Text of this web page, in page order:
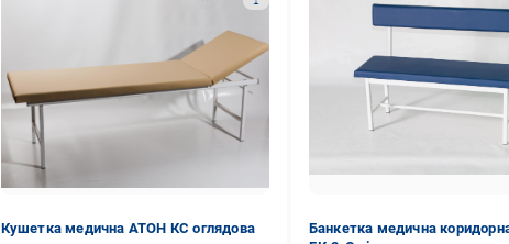
Кушетка медична АТОН КС оглядова
Банкетка медична